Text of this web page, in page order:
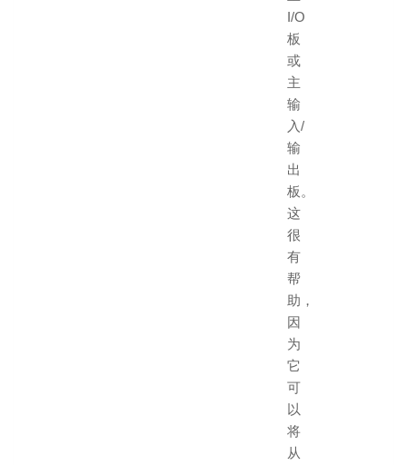
I/O
板
或
主
输
入/
输
出
板。
这
很
有
帮
助，
因
为
它
可
以
将
从